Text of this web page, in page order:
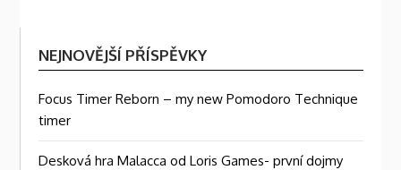
NEJNOVĚJŠÍ PŘÍSPĚVKY
Focus Timer Reborn – my new Pomodoro Technique
timer
Desková hra Malacca od Loris Games- první dojmy